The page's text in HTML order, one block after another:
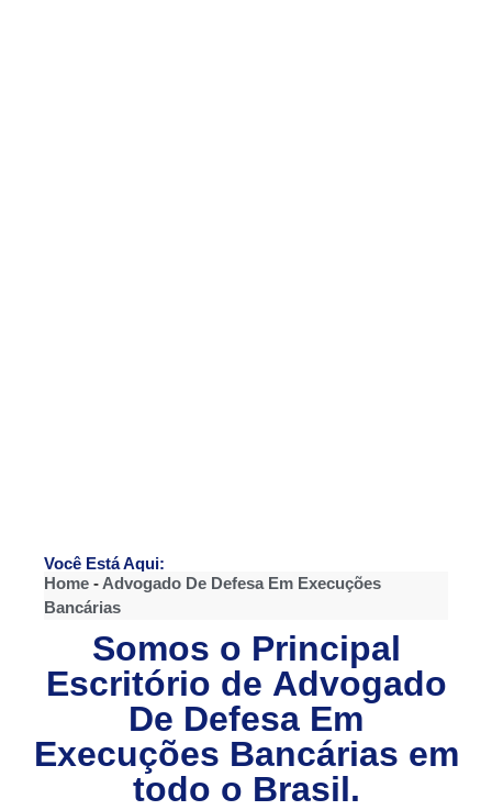
Você Está Aqui:
Home - Advogado De Defesa Em Execuções
Bancárias
Somos o Principal
Escritório de Advogado
De Defesa Em
Execuções Bancárias em
todo o Brasil.